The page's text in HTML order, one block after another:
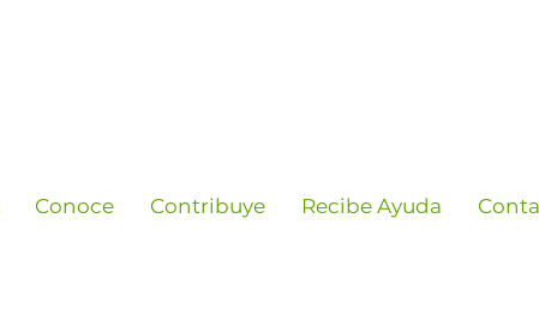
Conoce Contribuye Recibe Ayuda